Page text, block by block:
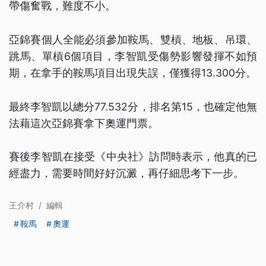
帶傷奮戰，難度不小。
亞錦賽個人全能必須參加鞍馬、雙槓、地板、吊環、
跳馬、單槓6個項目，李智凱受傷勢影響發揮不如預
期，在拿手的鞍馬項目出現失誤，僅獲得13.300分。
最終李智凱以總分77.532分，排名第15，也確定他無
法藉這次亞錦賽拿下奧運門票。
賽後李智凱在接受《中央社》訪問時表示，他真的已
經盡力，需要時間好好沉澱，再仔細思考下一步。
王介村 / 編輯
鞍馬
奧運